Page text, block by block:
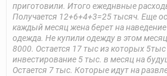
приготовили. Итого ежеднвные
Получается 12+6+4+3=25 тысяч. Еще
каждый месяц жена берет на
одежда. Не купили одежду в этом
8000. Остается 17 тыс из которых
инвестирование 5 тыс. в месяц на
Остается 7 тыс. Которые идут на